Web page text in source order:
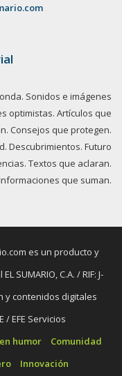
Sonidos e imágenes
optimistas. Artículos que
Consejos que protegen.
Descubrimientos. Futuro
Textos que aclaran.
que suman.
es un producto y
SUMARIO, C.A. / RIF: J-
y contenidos digitales
/ EFE Servicios
humor
Comunidad
Innovación